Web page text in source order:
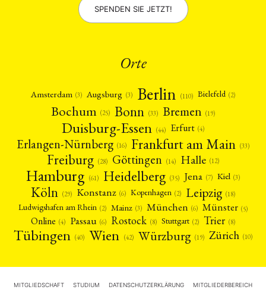
SPENDEN SIE JETZT!
Orte
Amsterdam (3) Augsburg (3) Berlin (110) Bielefeld (2)
Bochum (25) Bonn (33) Bremen (19)
Duisburg-Essen (44) Erfurt (4)
Erlangen-Nürnberg (16) Frankfurt am Main (33)
Freiburg (28) Göttingen (14) Halle (12)
Hamburg (61) Heidelberg (35) Jena (7) Kiel (3)
Köln (29) Konstanz (6) Kopenhagen (2) Leipzig (18)
Ludwigshafen am Rhein (2) Mainz (3) München (6) Münster (5)
Online (4) Passau (6) Rostock (8) Stuttgart (2) Trier (8)
Tübingen (40) Wien (42) Würzburg (19) Zürich (10)
MITGLIEDSCHAFT STUDIUM DATENSCHUTZERKLÄRUNG MITGLIEDERBEREICH